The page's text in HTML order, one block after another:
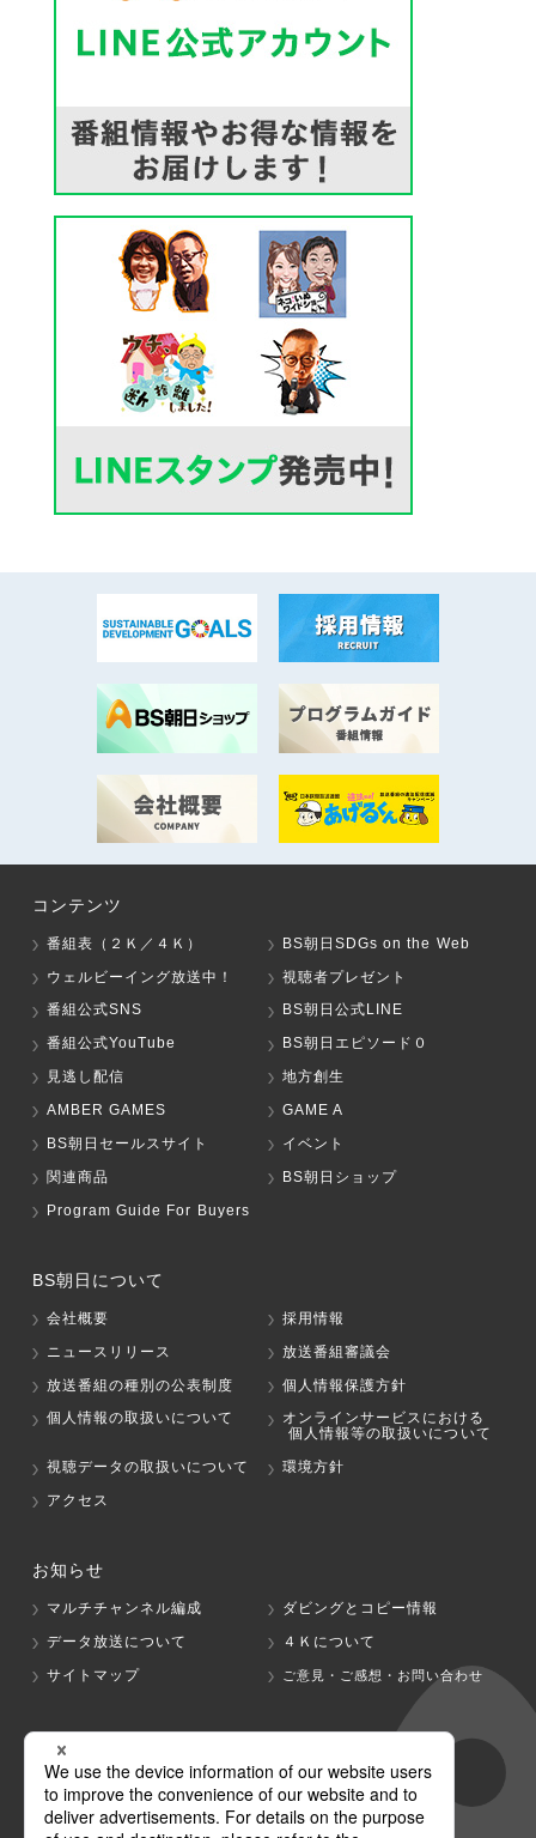
コンテンツ
番組表（２Ｋ／４Ｋ）
BS朝日SDGs on the Web
ウェルビーイング放送中！
視聴者プレゼント
番組公式SNS
BS朝日公式LINE
番組公式YouTube
BS朝日エピソード０
見逃し配信
地方創生
AMBER GAMES
GAME A
BS朝日セールスサイト
イベント
関連商品
BS朝日ショップ
Program Guide For Buyers
BS朝日について
会社概要
採用情報
ニュースリリース
放送番組審議会
放送番組の種別の公表制度
個人情報保護方針
個人情報の取扱いについて
オンラインサービスにおける
個人情報等の取扱いについて
視聴データの取扱いについて
環境方針
アクセス
お知らせ
マルチチャンネル編成
ダビングとコピー情報
データ放送について
４Ｋについて
サイトマップ
ご意見・ご感想・お問い合わせ
グループ会社
テレビ朝日 テレ朝チャンネル